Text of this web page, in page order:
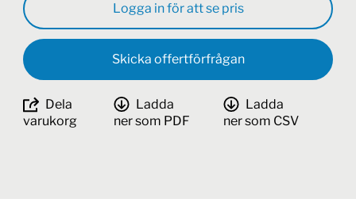
Logga in för att se pris
Skicka offertförfrågan
Dela
varukorg
Ladda
ner som PDF
Ladda
ner som CSV